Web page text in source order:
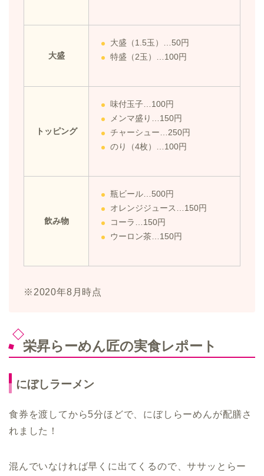
大盛
大盛（1.5玉）…50円
特盛（2玉）…100円
トッピング
味付玉子…100円
メンマ盛り…150円
チャーシュー…250円
のり（4枚）…100円
飲み物
瓶ビール…500円
オレンジジュース…150円
コーラ…150円
ウーロン茶…150円
※2020年8月時点
栄昇らーめん匠の実食レポート
にぼしラーメン
食券を渡してから5分ほどで、にぼしらーめんが配膳さ
れました！
混んでいなければ早くに出てくるので、ササッとらー